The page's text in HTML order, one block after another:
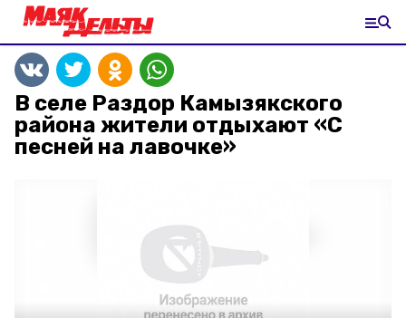
В селе Раздор Камызякского
района жители отдыхают «С
песней на лавочке»